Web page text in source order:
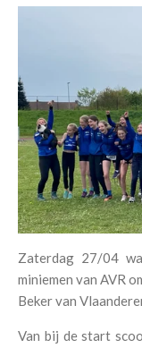
Zaterdag 27/04
miniemen van AVR
Beker van
Van bij de start